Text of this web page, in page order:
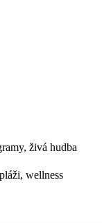
živá hudba
wellness